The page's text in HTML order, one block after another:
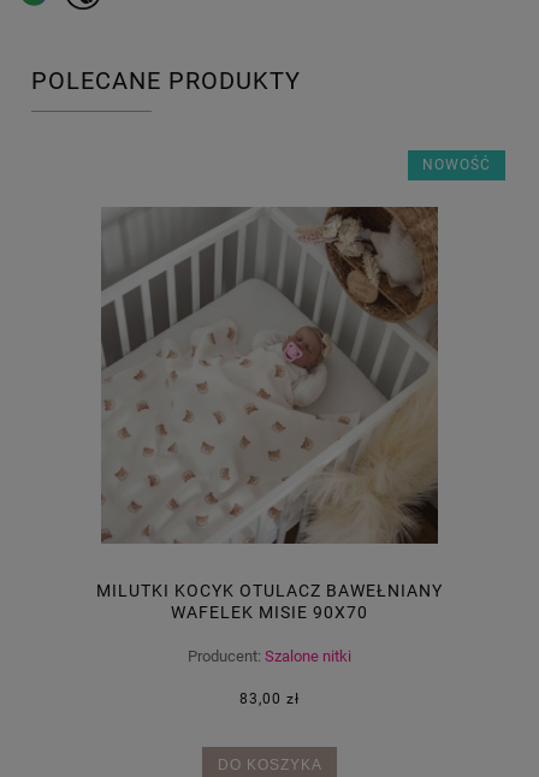
POLECANE PRODUKTY
MILUTKI KOCYK OTULACZ BAWEŁNIANY
WAFELEK MISIE 90X70
Producent: Szalone nitki
83,00 zł
DO KOSZYKA
NOWOŚĆ